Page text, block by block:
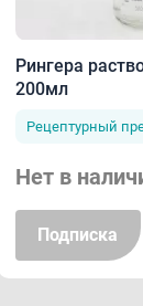
Рингера
200мл
Рецептурный
Нет в
Подписка